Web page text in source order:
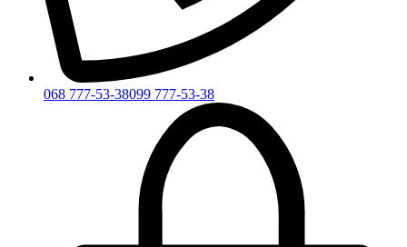
068 777-53-38099 777-53-38